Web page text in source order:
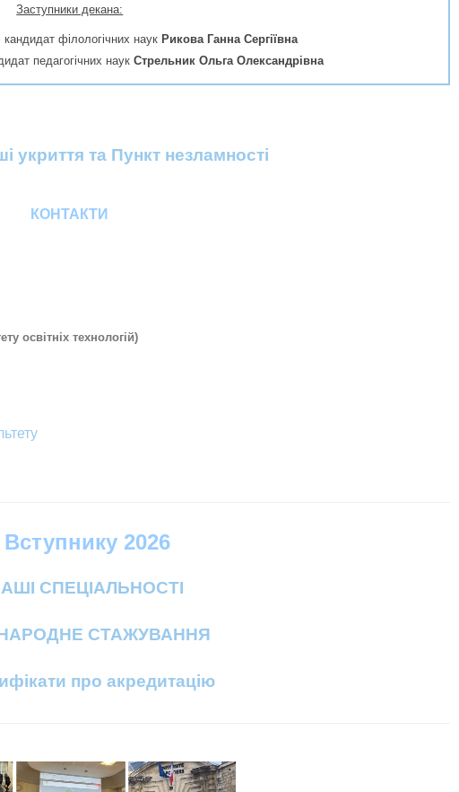
Заступники декана:
кандидат філологічних наук Рикова Ганна Сергіївна
педагогічних наук Стрельник Ольга Олександрівна
укриття та Пункт незламності
КОНТАКТИ
освітніх технологій)
Вступнику 2026
СПЕЦІАЛЬНОСТІ
СТАЖУВАННЯ
про акредитацію